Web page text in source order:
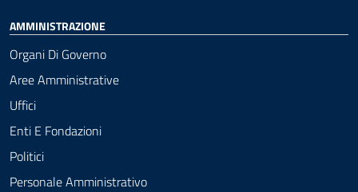
AMMINISTRAZIONE
Organi Di Governo
Aree Amministrative
Uffici
Enti E Fondazioni
Politici
Personale Amministrativo